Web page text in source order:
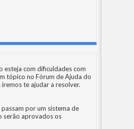
esteja com dificuldades com
tópico no Fórum de Ajuda do
iremos te ajudar a resolver.
por um sistema de
serão aprovados os